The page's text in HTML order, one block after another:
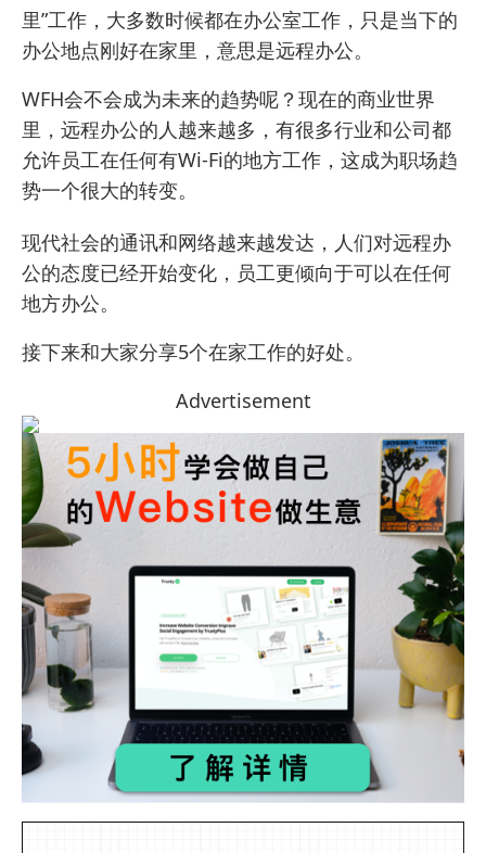
里”工作，大多数时候都在办公室工作，只是当下的
办公地点刚好在家里，意思是远程办公。
WFH会不会成为未来的趋势呢？现在的商业世界
里，远程办公的人越来越多，有很多行业和公司都
允许员工在任何有Wi-Fi的地方工作，这成为职场趋
势一个很大的转变。
现代社会的通讯和网络越来越发达，人们对远程办
公的态度已经开始变化，员工更倾向于可以在任何
地方办公。
接下来和大家分享5个在家工作的好处。
Advertisement